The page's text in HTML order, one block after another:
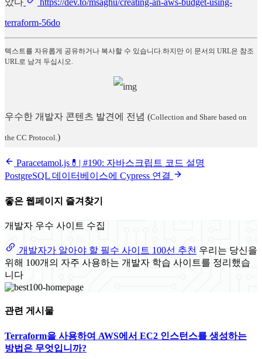
았다 https://dev.to/msaghu/creating-an-aws-budget-using-
terraform-56do
텍스트를 자유롭게 공유하거나 복사할 수 있습니다.하지만 이 문서의 URL은 참조
URL로 남겨 두십시오.
우수한 개발자 콘텐츠 발견에 전념 (Collection and Share based on
the CC Protocol.)
Paracetamol.js💊| #190: 자바스크립트 코드 설명
PostgreSQL 데이터베이스에 Cypress 연결
좋은 웹페이지 즐겨찾기
개발자 우수 사이트 수집
개발자가 알아야 할 필수 사이트 100선 추천 우리는 당신을
위해 100개의 자주 사용하는 개발자 학습 사이트를 정리했습
니다
관련 게시물
Terraform을 사용하여 AWS에서 EC2 인스턴스를 생성하는
방법은 무엇입니까?